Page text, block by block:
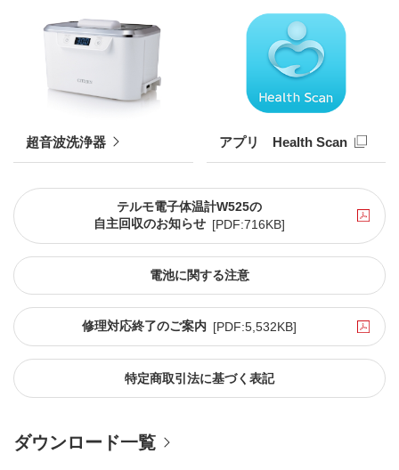
超音波洗浄器 アプリ Health Scan
テルモ電子体温計W525の
自主回収のお知らせ [PDF:716KB]
電池に関する注意
修理対応終了のご案内 [PDF:5,532KB]
特定商取引法に基づく表記
ダウンロード一覧